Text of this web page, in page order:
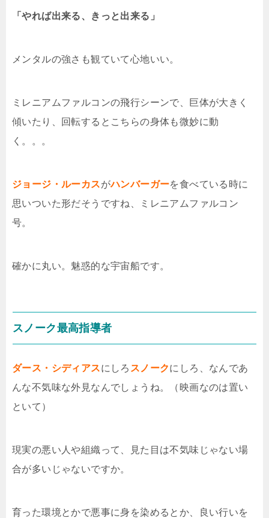
「やれば出来る、きっと出来る」
メンタルの強さも観ていて心地いい。
ミレニアムファルコンの飛行シーンで、巨体が大きく
傾いたり、回転するとこちらの身体も微妙に動
く。。。
ジョージ・ルーカスがハンバーガーを食べている時に
思いついた形だそうですね、ミレニアムファルコン
号。
確かに丸い。魅惑的な宇宙船です。
スノーク最高指導者
ダース・シディアスにしろ スノークにしろ、なんであ
んな不気味な外見なんでしょうね。（映画なのは置い
といて）
現実の悪い人や組織って、見た目は不気味じゃない場
合が多いじゃないですか。
育った環境とかで悪事に身を染めるとか、良い行いを